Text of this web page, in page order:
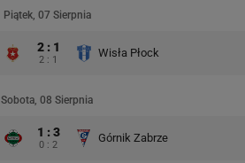
Piątek, 07 Sierpnia
2 : 1
2 : 1
Wisła Płock
Sobota, 08 Sierpnia
1 : 3
0 : 2
Górnik Zabrze